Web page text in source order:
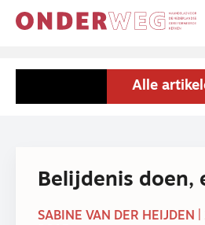
Alle
Belijdenis doen,
SABINE VAN DER HEIJDEN |